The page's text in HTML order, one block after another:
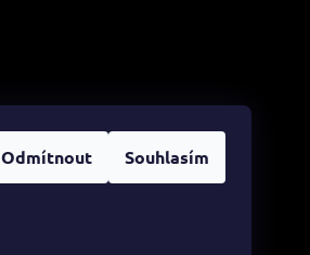
Odmítnout Souhlasím